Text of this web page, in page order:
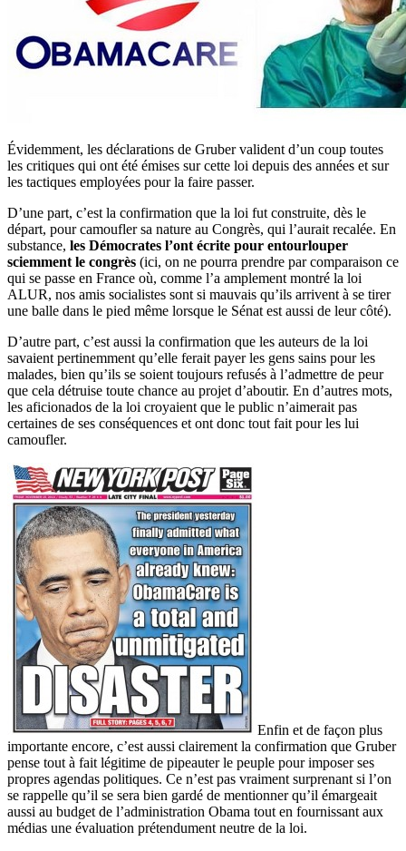
Évidemment, les déclarations de Gruber valident d’un coup toutes
les critiques qui ont été émises sur cette loi depuis des années et sur
les tactiques employées pour la faire passer.
D’une part, c’est la confirmation que la loi fut construite, dès le
départ, pour camoufler sa nature au Congrès, qui l’aurait recalée. En
substance, les Démocrates l’ont écrite pour entourlouper
sciemment le congrès (ici, on ne pourra prendre par comparaison ce
qui se passe en France où, comme l’a amplement montré la loi
ALUR, nos amis socialistes sont si mauvais qu’ils arrivent à se tirer
une balle dans le pied même lorsque le Sénat est aussi de leur côté).
D’autre part, c’est aussi la confirmation que les auteurs de la loi
savaient pertinemment qu’elle ferait payer les gens sains pour les
malades, bien qu’ils se soient toujours refusés à l’admettre de peur
que cela détruise toute chance au projet d’aboutir. En d’autres mots,
les aficionados de la loi croyaient que le public n’aimerait pas
certaines de ses conséquences et ont donc tout fait pour les lui
camoufler.
Enfin et de façon plus
importante encore, c’est aussi clairement la confirmation que Gruber
pense tout à fait légitime de pipeauter le peuple pour imposer ses
propres agendas politiques. Ce n’est pas vraiment surprenant si l’on
se rappelle qu’il se sera bien gardé de mentionner qu’il émargeait
aussi au budget de l’administration Obama tout en fournissant aux
médias une évaluation prétendument neutre de la loi.